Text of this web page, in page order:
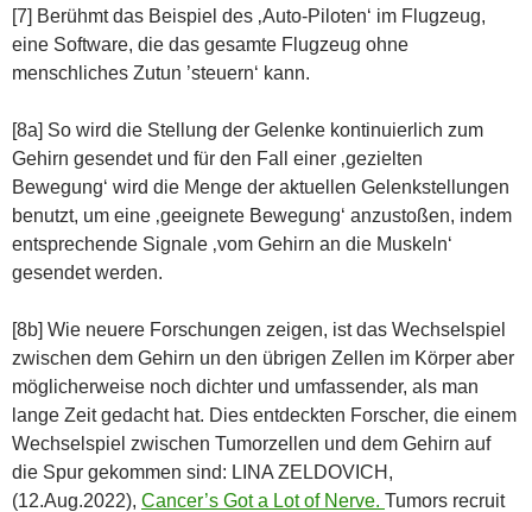
[7] Berühmt das Beispiel des ‚Auto-Piloten‘ im Flugzeug,
eine Software, die das gesamte Flugzeug ohne
menschliches Zutun ’steuern‘ kann.
[8a] So wird die Stellung der Gelenke kontinuierlich zum
Gehirn gesendet und für den Fall einer ‚gezielten
Bewegung‘ wird die Menge der aktuellen Gelenkstellungen
benutzt, um eine ‚geeignete Bewegung‘ anzustoßen, indem
entsprechende Signale ‚vom Gehirn an die Muskeln‘
gesendet werden.
[8b] Wie neuere Forschungen zeigen, ist das Wechselspiel
zwischen dem Gehirn un den übrigen Zellen im Körper aber
möglicherweise noch dichter und umfassender, als man
lange Zeit gedacht hat. Dies entdeckten Forscher, die einem
Wechselspiel zwischen Tumorzellen und dem Gehirn auf
die Spur gekommen sind: LINA ZELDOVICH,
(12.Aug.2022), Cancer’s Got a Lot of Nerve. Tumors recruit